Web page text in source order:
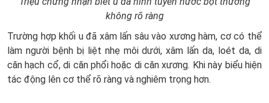
không rõ ràng
Trường hợp khối u đã xâm lấn sâu vào xương hàm, cơ có thể
làm người bệnh bị liệt nhẹ môi dưới, xâm lấn da, loét da, di
căn hạch cổ, di căn phổi hoặc di căn xương. Khi này biểu hiện
tác động lên cơ thể rõ ràng và nghiêm trọng hơn.